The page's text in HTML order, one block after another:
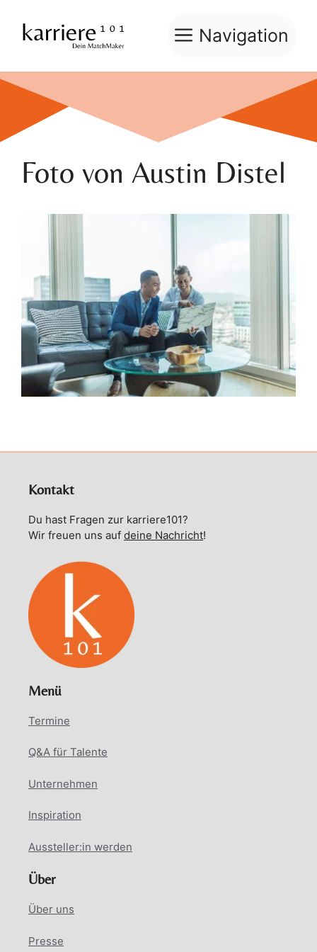
Inhalt
springen
Navigation
Foto von Austin Distel
Kontakt
Du hast Fragen zur karriere101?
Wir freuen uns auf deine Nachricht!
Menü
Termine
Q&A für Talente
Unternehmen
Inspiration
Aussteller:in werden
Über
Über uns
Presse